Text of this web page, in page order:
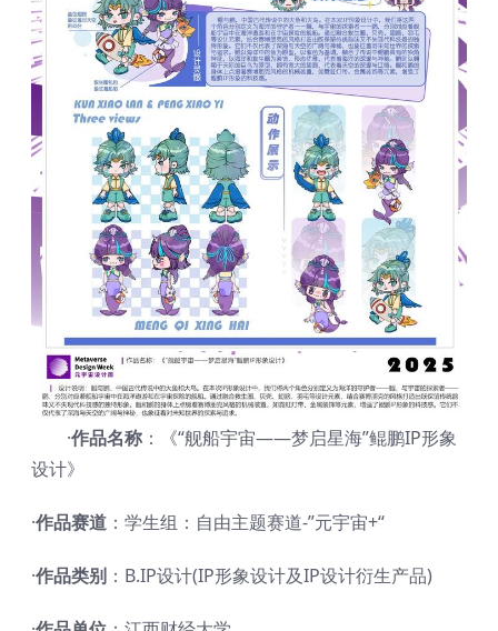
·作品名称 ：《“舰船宇宙——梦启星海”鲲鹏IP形象
设计》
·作品赛道 ：学生组：自由主题赛道-”元宇宙+“
·作品类别 ：B.IP设计(IP形象设计及IP设计衍生产品)